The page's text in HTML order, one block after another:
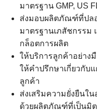
มาตรฐาน GMP, US
ส่งมอบผลิตภัณฑ์ที่ปล
มาตรฐานเภสัชกรรม
กล็อตการผลิต
ให้บริการลูกค้าอย่าง
ให้คำปรึกษาเกี่ยวกั
ลูกค้า
ส่งเสริมความยั่งยืนใ
ด้วยผลิตภัณฑ์ที่เป็นมิ